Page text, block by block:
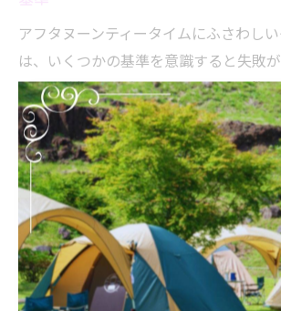
アフタヌーンティータイムにふさわし
は、いくつかの基準を意識すると失敗
ず、耐熱性やダブルウォールなど、飲
間キープできる機能は重要です。次に
りや持ちやすさも評価ポイントとなり
デザイン面では、アフタヌーンティー
ない上品さや、テーブルコーディネー
い・形状が求められます。ワイングラ
ラス型は、特別な日やお祝いの席にも
150ml〜250ml程度が標準的で、紅茶や